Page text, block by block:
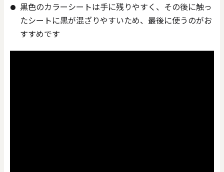
黒色のカラーシートは手に残りやすく、その後に触っ
たシートに黒が混ざりやすいため、最後に使うのがお
すすめです